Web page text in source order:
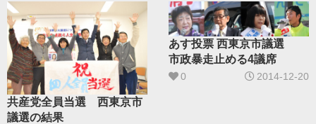
共産党全員当選 西東京市
議選の結果
あす投票 西東京市議選
市政暴走止める4議席
0 2014-12-20